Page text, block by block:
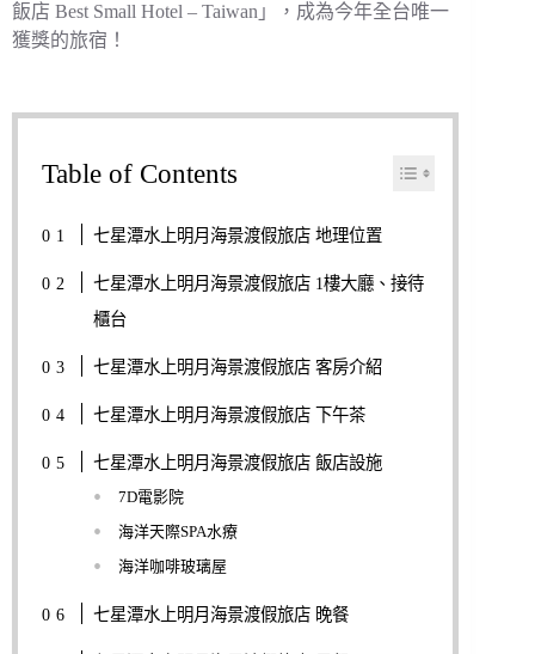
飯店 Best Small Hotel – Taiwan」，成為今年全台唯一
獲獎的旅宿！
Table of Contents
七星潭水上明月海景渡假旅店 地理位置
七星潭水上明月海景渡假旅店 1樓大廳、接待
櫃台
七星潭水上明月海景渡假旅店 客房介紹
七星潭水上明月海景渡假旅店 下午茶
七星潭水上明月海景渡假旅店 飯店設施
7D電影院
海洋天際SPA水療
海洋咖啡玻璃屋
七星潭水上明月海景渡假旅店 晚餐